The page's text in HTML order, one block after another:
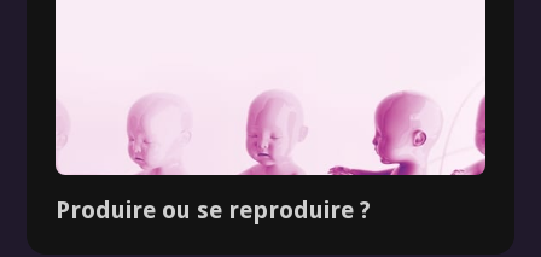
Produire ou se reproduire ?